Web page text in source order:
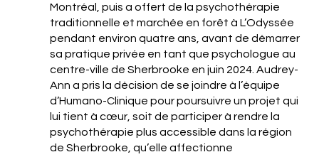
Montréal, puis a offert de la psychothérapie
traditionnelle et marchée en forêt à L’Odyssée
pendant environ quatre ans, avant de démarrer
sa pratique privée en tant que psychologue au
centre-ville de Sherbrooke en juin 2024. Audrey-
Ann a pris la décision de se joindre à l’équipe
d’Humano-Clinique pour poursuivre un projet qui
lui tient à cœur, soit de participer à rendre la
psychothérapie plus accessible dans la région
de Sherbrooke, qu’elle affectionne